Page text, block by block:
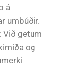
á
umbúðir.
: Við getum
og